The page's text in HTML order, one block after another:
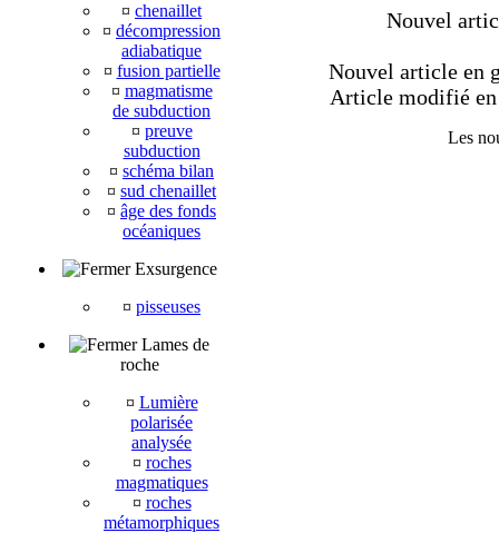
¤ chenaillet
¤ décompression
adiabatique
¤ fusion partielle
¤ magmatisme
de subduction
¤ preuve
subduction
¤ schéma bilan
¤ sud chenaillet
¤ âge des fonds
océaniques
Exsurgence
¤ pisseuses
Lames de
roche
¤ Lumière
polarisée
analysée
¤ roches
magmatiques
¤ roches
métamorphiques
Nouvel
Nouvel article en
Article modifié
Les